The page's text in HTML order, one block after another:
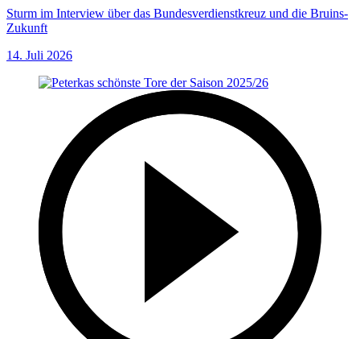
Sturm im Interview über das Bundesverdienstkreuz und die Bruins-
Zukunft
14. Juli 2026